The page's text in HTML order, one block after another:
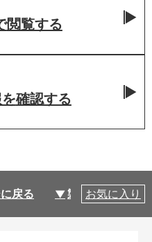
閲覧する
確認する
戻る 製品仕様
お気に入り